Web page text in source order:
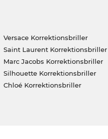
Versace Korrektionsbriller
Saint Laurent Korrektionsbriller
Marc Jacobs Korrektionsbriller
Silhouette Korrektionsbriller
Chloé Korrektionsbriller